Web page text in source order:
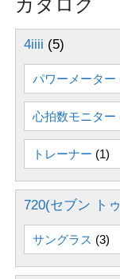
カタログ
4iiii (5)
パワーメーター
心拍数モニター
トレーナー (1)
720(セブン ト
サングラス (3)